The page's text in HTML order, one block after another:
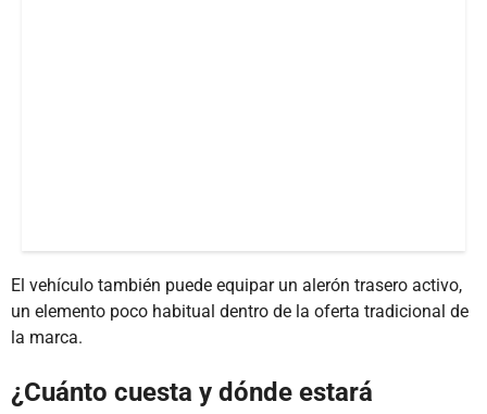
El vehículo también puede equipar un alerón trasero activo,
un elemento poco habitual dentro de la oferta tradicional de
la marca.
¿Cuánto cuesta y dónde estará